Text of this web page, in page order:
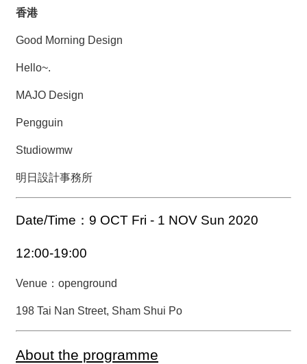
香港
Good Morning Design
Hello~.
MAJO Design
Pengguin
Studiowmw
明日設計事務所
Date/Time：9 OCT Fri - 1 NOV Sun 2020
12:00-19:00
Venue： openground
198 Tai Nan Street, Sham Shui Po
About the programme